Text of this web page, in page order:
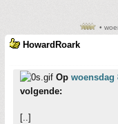
•
HowardRoark
Op woensdag
volgende:
[..]